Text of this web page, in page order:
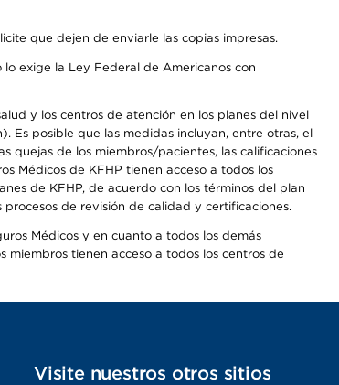
que dejen de enviarle las copias impresas.
exige la Ley Federal de Americanos con
y los centros de atención en los planes del nivel
Es posible que las medidas incluyan, entre otras, el
quejas de los miembros/pacientes, las calificaciones
Médicos de KFHP tienen acceso a todos los
de KFHP, de acuerdo con los términos del plan
de revisión de calidad y certificaciones.
Médicos y en cuanto a todos los demás
miembros tienen acceso a todos los centros de
Visite nuestros otros sitios